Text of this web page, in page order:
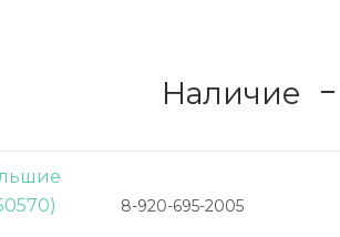
Наличие
8-920-695-2005